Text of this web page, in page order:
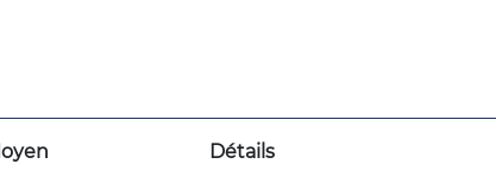
Détails